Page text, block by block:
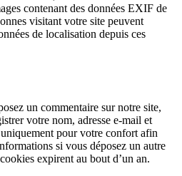
contenant des données EXIF de
visitant votre site peuvent
de localisation depuis ces
un commentaire sur notre site,
votre nom, adresse e-mail et
pour votre confort afin
si vous déposez un autre
expirent au bout d’un an.